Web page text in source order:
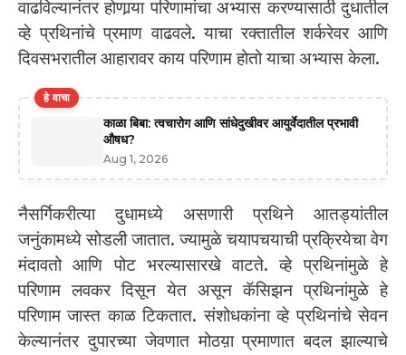
वाढविल्यानंतर होणार्‍या परिणामांचा अभ्यास करण्यासाठी दुधातील
व्हे प्रथिनांचे प्रमाण वाढवले. याचा रक्तातील शर्करेवर आणि
दिवसभरातील आहारावर काय परिणाम होतो याचा अभ्यास केला.
हे वाचा
काळा बिबा: त्वचारोग आणि सांधेदुखीवर आयुर्वेदातील प्रभावी
औषध?
Aug 1, 2026
नैसर्गिकरीत्या दुधामध्ये असणारी प्रथिने आतड्यांतील
जनुंकामध्ये सोडली जातात. ज्यामुळे चयापचयाची प्रक्रियेचा वेग
मंदावतो आणि पोट भरल्यासारखे वाटते. व्हे प्रथिनांमुळे हे
परिणाम लवकर दिसून येत असून कॅसिझन प्रथिनांमुळे हे
परिणाम जास्त काळ टिकतात. संशोधकांना व्हे प्रथिनांचे सेवन
केल्यानंतर दुपारच्या जेवणात मोठय़ा प्रमाणात बदल झाल्याचे